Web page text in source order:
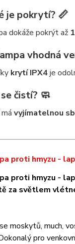
je pokrytí? 📏
dokáže pokrýt až
vhodná
krytí IPX4je
se čistí? 🧼
vyjímatelnou
proti hmyzu -
proti hmyzu -
za světlem
moskytů, much,
pro